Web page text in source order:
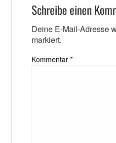
Schreibe einen
Deine E-Mail-Adresse
markiert.
Kommentar *